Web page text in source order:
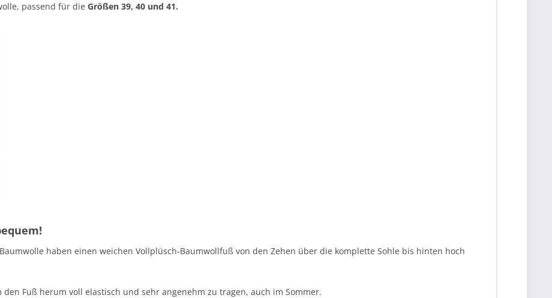
passend für die Größen 39, 40 und 41.
haben einen weichen Vollplüsch-Baumwollfuß von den Zehen über die komplette Sohle bis hinten hoch
Fuß herum voll elastisch und sehr angenehm zu tragen, auch im Sommer.